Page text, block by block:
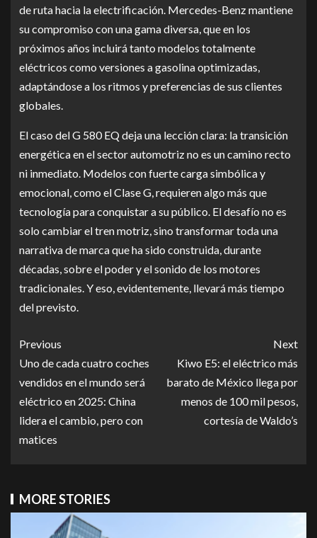
de ruta hacia la electrificación. Mercedes-Benz mantiene
su compromiso con una gama diversa, que en los
próximos años incluirá tanto modelos totalmente
eléctricos como versiones a gasolina optimizadas,
adaptándose a los ritmos y preferencias de sus clientes
globales.
El caso del G 580 EQ deja una lección clara: la transición
energética en el sector automotriz no es un camino recto
ni inmediato. Modelos con fuerte carga simbólica y
emocional, como el Clase G, requieren algo más que
tecnología para conquistar a su público. El desafío no es
solo cambiar el tren motriz, sino transformar toda una
narrativa de marca que ha sido construida, durante
décadas, sobre el poder y el sonido de los motores
tradicionales. Y eso, evidentemente, llevará más tiempo
del previsto.
Previous
Uno de cada cuatro coches
vendidos en el mundo será
eléctrico en 2025: China
lidera el cambio, pero con
matices
Next
Kiwo E5: el eléctrico más
barato de México llega por
menos de 100 mil pesos,
cortesía de Waldo’s
MORE STORIES